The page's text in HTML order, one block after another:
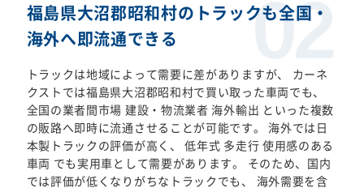
福島県大沼郡昭和村のトラックも全国・
海外へ即流通できる
トラックは地域によって需要に差がありますが、 カーネ
クストでは福島県大沼郡昭和村で買い取った車両でも、
全国の業者間市場 建設・物流業者 海外輸出 といった複数
の販路へ即時に流通させることが可能です。 海外では日
本製トラックの評価が高く、 低年式 多走行 使用感のある
車両 でも実用車として需要があります。 そのため、国内
では評価が低くなりがちなトラックでも、 海外需要を含